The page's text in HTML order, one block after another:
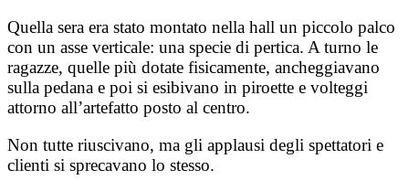
Quella sera era stato montato nella hall un piccolo palco
con un asse verticale: una specie di pertica. A turno le
ragazze, quelle più dotate fisicamente, ancheggiavano
sulla pedana e poi si esibivano in piroette e volteggi
attorno all’artefatto posto al centro.
Non tutte riuscivano, ma gli applausi degli spettatori e
clienti si sprecavano lo stesso.